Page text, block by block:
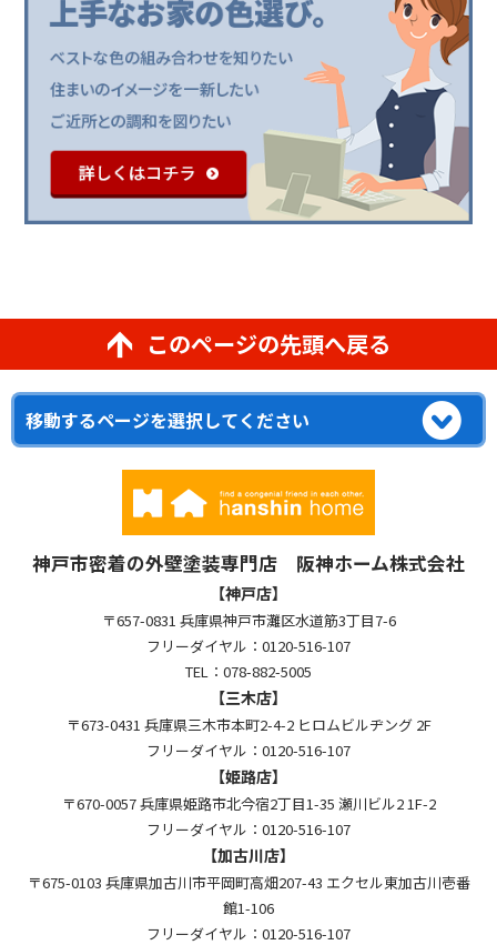
このページの先頭へ戻る
神戸市密着の外壁塗装専門店 阪神ホーム株式会社
【神戸店】
〒657-0831 兵庫県神戸市灘区水道筋3丁目7-6
フリーダイヤル：0120-516-107
TEL：078-882-5005
【三木店】
〒673-0431 兵庫県三木市本町2-4-2 ヒロムビルヂング 2F
フリーダイヤル：0120-516-107
【姫路店】
〒670-0057 兵庫県姫路市北今宿2丁目1-35 瀬川ビル2 1F-2
フリーダイヤル：0120-516-107
【加古川店】
〒675-0103 兵庫県加古川市平岡町高畑207-43 エクセル東加古川壱番
館1-106
フリーダイヤル：0120-516-107